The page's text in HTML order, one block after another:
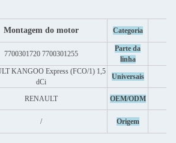
Montagem do motor Categoria
7700301720 7700301255
Parte da
linha
KANGOO Express (FCO/1) 1,5
dCi
Universais
RENAULT OEM/ODM
/ Origem